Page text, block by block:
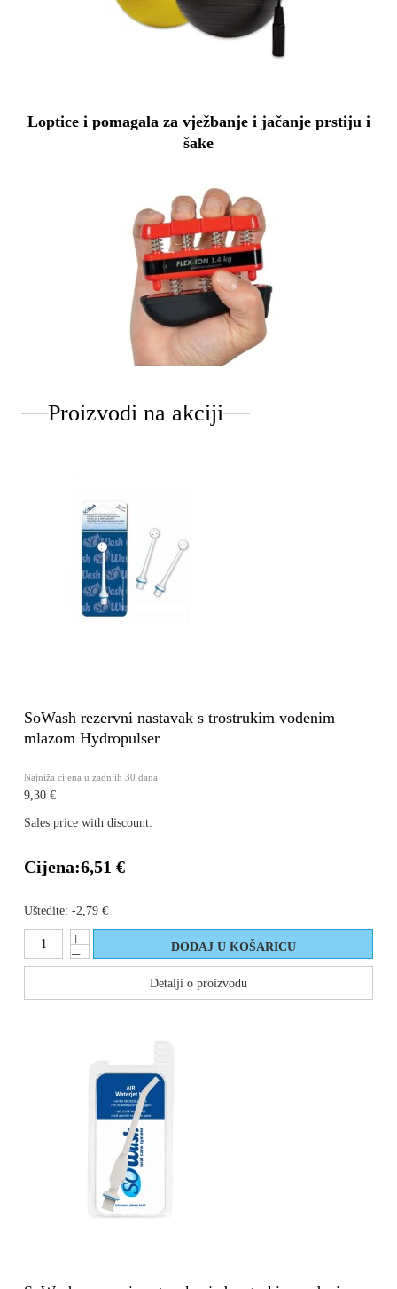
Loptice i pomagala za vježbanje i jačanje prstiju i
šake
Proizvodi na akciji
SoWash rezervni nastavak s trostrukim vodenim
mlazom Hydropulser
Najniža cijena u zadnjih 30 dana
9,30 €
Sales price with discount:
Cijena:6,51 €
Uštedite: -2,79 €
Detalji o proizvodu